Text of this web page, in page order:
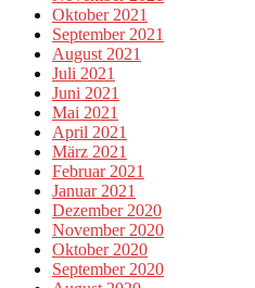
Oktober 2021
September 2021
August 2021
Juli 2021
Juni 2021
Mai 2021
April 2021
März 2021
Februar 2021
Januar 2021
Dezember 2020
November 2020
Oktober 2020
September 2020